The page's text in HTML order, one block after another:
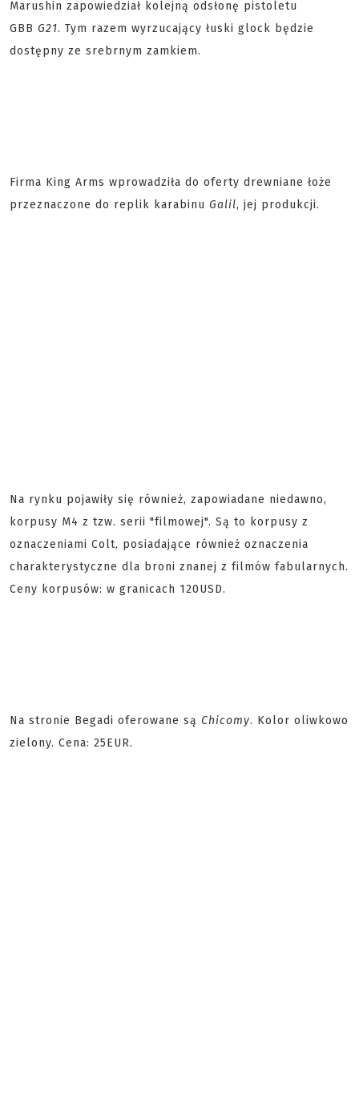
Marushin zapowiedział kolejną odsłonę pistoletu
GBB G21. Tym razem wyrzucający łuski glock będzie
dostępny ze srebrnym zamkiem.
Firma King Arms wprowadziła do oferty drewniane łoże
przeznaczone do replik karabinu Galil, jej produkcji.
Na rynku pojawiły się również, zapowiadane niedawno,
korpusy M4 z tzw. serii "filmowej". Są to korpusy z
oznaczeniami Colt, posiadające również oznaczenia
charakterystyczne dla broni znanej z filmów fabularnych.
Ceny korpusów: w granicach 120USD.
Na stronie Begadi oferowane są Chicomy. Kolor oliwkowo
zielony. Cena: 25EUR.